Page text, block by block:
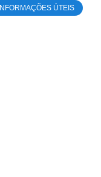
INFORMAÇÕES ÚTEIS